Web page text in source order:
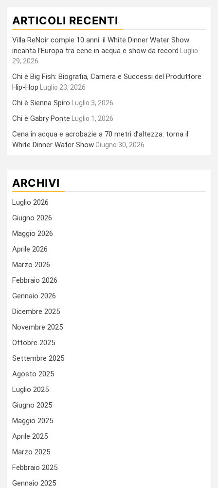
ARTICOLI RECENTI
Villa ReNoir compie 10 anni: il White Dinner Water Show
incanta l’Europa tra cene in acqua e show da record
Luglio
29, 2026
Chi è Big Fish: Biografia, Carriera e Successi del Produttore
Hip-Hop
Luglio 23, 2026
Chi è Sienna Spiro Luglio 3, 2026
Chi è Gabry Ponte Luglio 1, 2026
Cena in acqua e acrobazie a 70 metri d’altezza: torna il
White Dinner Water ShowGiugno 30, 2026
ARCHIVI
Luglio 2026
Giugno 2026
Maggio 2026
Aprile 2026
Marzo 2026
Febbraio 2026
Gennaio 2026
Dicembre 2025
Novembre 2025
Ottobre 2025
Settembre 2025
Agosto 2025
Luglio 2025
Giugno 2025
Maggio 2025
Aprile 2025
Marzo 2025
Febbraio 2025
Gennaio 2025